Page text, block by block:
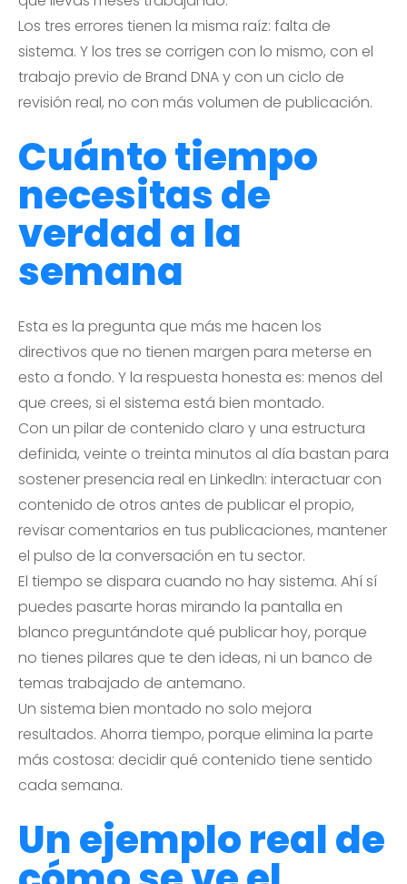
Los tres errores tienen la misma raíz: falta de
sistema. Y los tres se corrigen con lo mismo, con el
trabajo previo de Brand DNA y con un ciclo de
revisión real, no con más volumen de publicación.
Cuánto tiempo
necesitas de
verdad a la
semana
Esta es la pregunta que más me hacen los
directivos que no tienen margen para meterse en
esto a fondo. Y la respuesta honesta es: menos del
que crees, si el sistema está bien montado.
Con un pilar de contenido claro y una estructura
definida, veinte o treinta minutos al día bastan para
sostener presencia real en LinkedIn: interactuar con
contenido de otros antes de publicar el propio,
revisar comentarios en tus publicaciones, mantener
el pulso de la conversación en tu sector.
El tiempo se dispara cuando no hay sistema. Ahí sí
puedes pasarte horas mirando la pantalla en
blanco preguntándote qué publicar hoy, porque
no tienes pilares que te den ideas, ni un banco de
temas trabajado de antemano.
Un sistema bien montado no solo mejora
resultados. Ahorra tiempo, porque elimina la parte
más costosa: decidir qué contenido tiene sentido
cada semana.
Un ejemplo real de